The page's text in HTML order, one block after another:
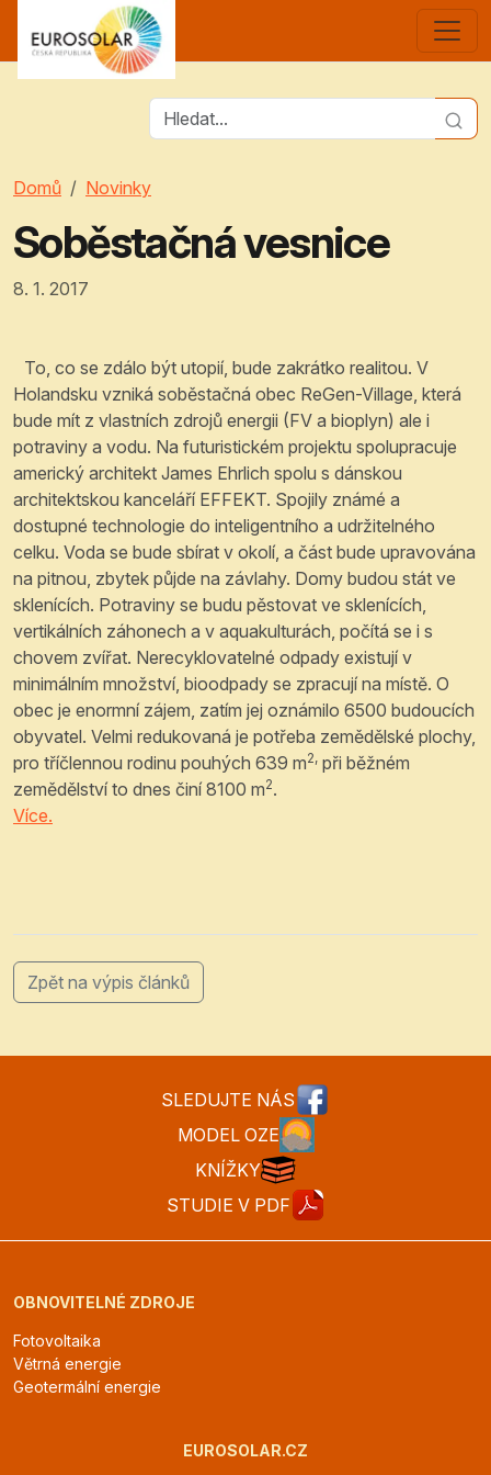
Domů Novinky
Soběstačná vesnice
8. 1. 2017
To, co se zdálo být utopií, bude zakrátko realitou. V
Holandsku vzniká soběstačná obec ReGen-Village, která
bude mít z vlastních zdrojů energii (FV a bioplyn) ale i
potraviny a vodu. Na futuristickém projektu spolupracuje
americký architekt James Ehrlich spolu s dánskou
architektskou kanceláří EFFEKT. Spojily známé a
dostupné technologie do inteligentního a udržitelného
celku. Voda se bude sbírat v okolí, a část bude upravována
na pitnou, zbytek půjde na závlahy. Domy budou stát ve
sklenících. Potraviny se budu pěstovat ve sklenících,
vertikálních záhonech a v aquakulturách, počítá se i s
chovem zvířat. Nerecyklovatelné odpady existují v
minimálním množství, bioodpady se zpracují na místě. O
obec je enormní zájem, zatím jej oznámilo 6500 budoucích
obyvatel. Velmi redukovaná je potřeba zemědělské plochy,
pro tříčlennou rodinu pouhých 639 m2, při běžném
zemědělství to dnes činí 8100 m2.
Více.
Zpět na výpis článků
SLEDUJTE NÁS
MODEL OZE
KNÍŽKY
STUDIE V PDF
OBNOVITELNÉ ZDROJE
Fotovoltaika
Větrná energie
Geotermální energie
EUROSOLAR.CZ